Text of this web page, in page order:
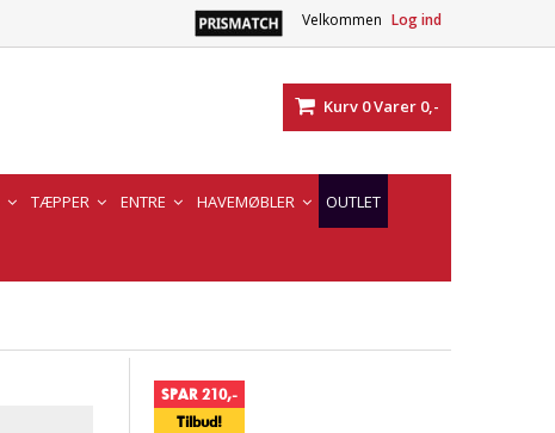
Velkommen Log ind
Kurv 0Varer 0,-
TÆPPER ENTRE HAVEMØBLER OUTLET
SPAR 210,-
Tilbud!